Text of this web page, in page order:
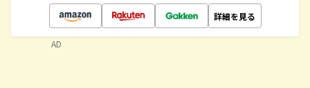
詳細を見る
AD